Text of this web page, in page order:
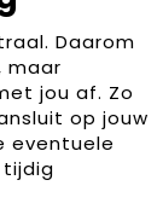
Daarom
maar
jou af. Zo
op jouw
eventuele
tijdig